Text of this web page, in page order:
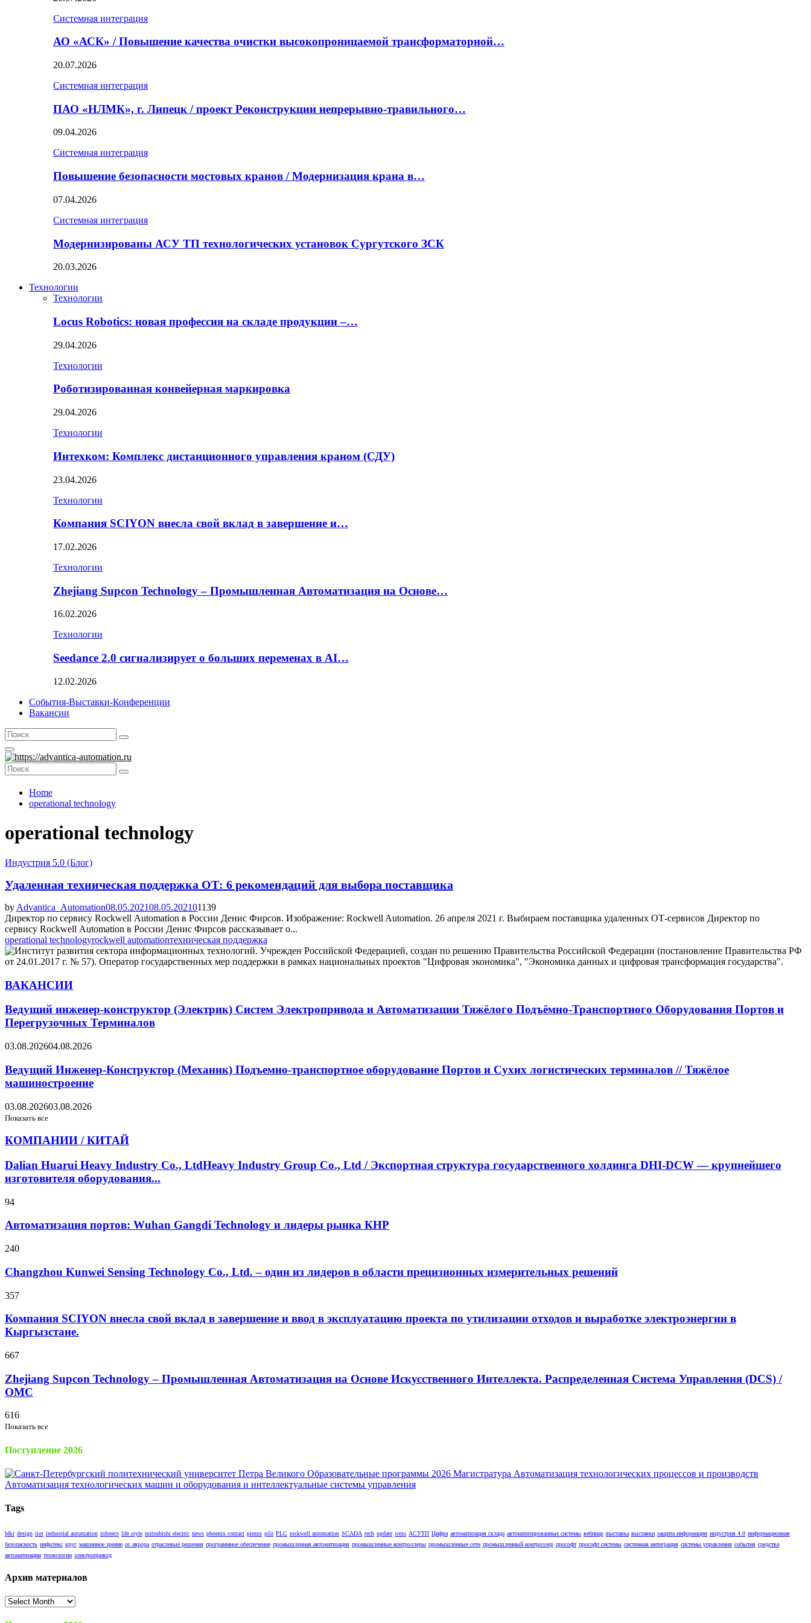
Системная интеграция
АО «АСК» / Повышение качества очистки высокопроницаемой трансформаторной…
20.07.2026
Системная интеграция
ПАО «НЛМК», г. Липецк / проект Реконструкции непрерывно-травильного…
09.04.2026
Системная интеграция
Повышение безопасности мостовых кранов / Модернизация крана в…
07.04.2026
Системная интеграция
Модернизированы АСУ ТП технологических установок Сургутского ЗСК
20.03.2026
Технологии
Технологии
Locus Robotics: новая профессия на складе продукции –…
29.04.2026
Технологии
Роботизированная конвейерная маркировка
29.04.2026
Технологии
Интехком: Комплекс дистанционного управления краном (СДУ)
23.04.2026
Технологии
Компания SCIYON внесла свой вклад в завершение и…
17.02.2026
Технологии
Zhejiang Supcon Technology – Промышленная Автоматизация на Основе…
16.02.2026
Технологии
Seedance 2.0 сигнализирует о больших переменах в AI…
12.02.2026
События-Выставки-Конференции
Вакансии
Search
for:
Search
Primary
Menu
Search
for:
Search
Home
operational technology
operational technology
Индустрия 5.0 (Блог)
Удаленная техническая поддержка ОТ: 6 рекомендаций для выбора поставщика
by Advantica_Automation08.05.202108.05.202101139
Директор по сервису Rockwell Automation в России Денис Фирсов. Изображение: Rockwell Automation. 26 апреля 2021 г. Выбираем поставщика удаленных ОТ-сервисов Директор по
сервису Rockwell Automation в России Денис Фирсов рассказывает о...
operational technologyrockwell automationтехническая поддержка
ВАКАНСИИ
Ведущий инженер-конструктор (Электрик) Систем Электропривода и Автоматизации Тяжёлого Подъёмно-Транспортного Оборудования Портов и
Перегрузочных Терминалов
03.08.202604.08.2026
Ведущий Инженер-Конструктор (Механик) Подъемно-транспортное оборудование Портов и Сухих логистических терминалов // Тяжёлое
машиностроение
03.08.202603.08.2026
Показать все
КОМПАНИИ / КИТАЙ
Dalian Huarui Heavy Industry Co., LtdHeavy Industry Group Co., Ltd / Экспортная структура государственного холдинга DHI-DCW — крупнейшего
изготовителя оборудования...
94
Автоматизация портов: Wuhan Gangdi Technology и лидеры рынка КНР
240
Changzhou Kunwei Sensing Technology Co., Ltd. – один из лидеров в области прецизионных измерительных решений
357
Компания SCIYON внесла свой вклад в завершение и ввод в эксплуатацию проекта по утилизации отходов и выработке электроэнергии в
Кыргызстане.
667
Zhejiang Supcon Technology – Промышленная Автоматизация на Основе Искусственного Интеллекта. Распределенная Cистема Управления (DCS) /
OMC
616
Показать все
Поступление 2026
Tags
b&r design iiot industrial automation infotecs life style mitsubishi electric news phoenix contact piezus pilz PLC rockwell automation SCADA tech update wms АСУТП Цифра автоматизация склада автоматизированные системы вебинар выставка выставки защита информации индустрия 4.0 информационная
безопасность инфотекс круг машинное зрение ос аврора отраслевые решения программное обеспечение промышленная автоматизация промышленные контроллеры промышленные сети промышленный контроллер прософт прософт системы системная интеграция системы управления события средства
автоматизации технологии электропривод
Архив материалов
Архив